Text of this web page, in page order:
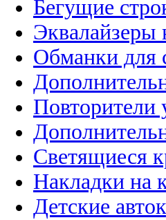
Бегущие
Эквалайзеры
Обманки для
Повторители
Светящиеся
Накладки на
Детские